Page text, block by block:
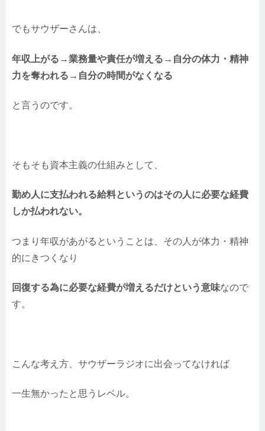
でもサウザーさんは、
年収上がる→業務量や責任が増える→自分の体力・精神
力を奪われる→自分の時間がなくなる
と言うのです。
そもそも資本主義の仕組みとして、
勤め人に支払われる給料というのはその人に必要な経費
しか払われない。
つまり年収があがるということは、その人が体力・精神
的にきつくなり
回復する為に必要な経費が増えるだけという意味なので
す。
こんな考え方、サウザーラジオに出会ってなければ
一生無かったと思うレベル。